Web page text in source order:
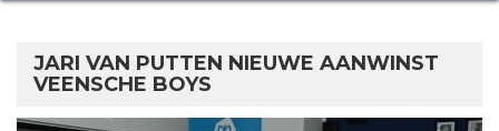
JARI VAN PUTTEN NIEUWE AANWINST
VEENSCHE BOYS